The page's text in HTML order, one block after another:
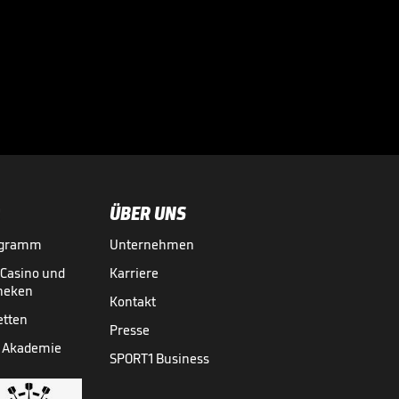
und
Akademie
ÜBER UNS
Unternehmen
Karriere
Kontakt
Presse
SPORT1 Business